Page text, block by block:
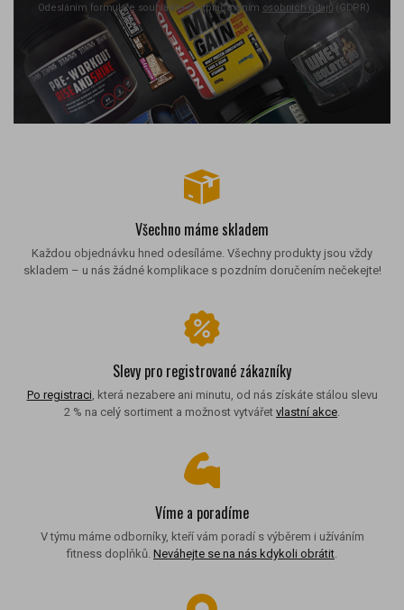
Odesláním formuláře souhlasíte se zpracováním osobních údajů (GDPR)
Všechno máme skladem
Každou objednávku hned odesíláme. Všechny produkty jsou vždy
skladem – u nás žádné komplikace s pozdním doručením nečekejte!
Slevy pro registrované zákazníky
Po registraci, která nezabere ani minutu, od nás získáte stálou slevu
2 % na celý sortiment a možnost vytvářet vlastní akce.
Víme a poradíme
V týmu máme odborníky, kteří vám poradí s výběrem i užíváním
fitness doplňků. Neváhejte se na nás kdykoli obrátit.